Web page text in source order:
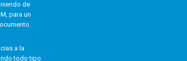
de
para un
a la
todo tipo